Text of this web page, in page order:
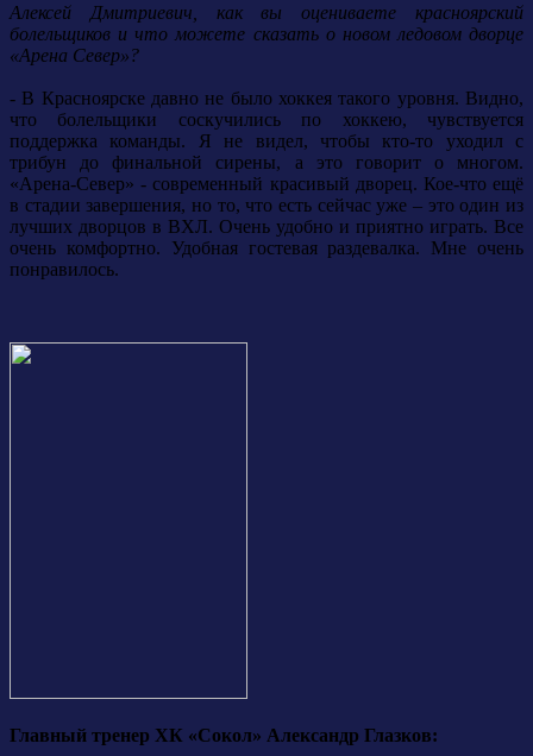
Алексей Дмитриевич, как вы оцениваете красноярский
болельщиков и что можете сказать о новом ледовом дворце
«Арена Север»?
- В Красноярске давно не было хоккея такого уровня. Видно,
что болельщики соскучились по хоккею, чувствуется
поддержка команды. Я не видел, чтобы кто-то уходил с
трибун до финальной сирены, а это говорит о многом.
«Арена-Север» - современный красивый дворец. Кое-что ещё
в стадии завершения, но то, что есть сейчас уже – это один из
лучших дворцов в ВХЛ. Очень удобно и приятно играть. Все
очень комфортно. Удобная гостевая раздевалка. Мне очень
понравилось.
Главный тренер ХК «Сокол» Александр Глазков: